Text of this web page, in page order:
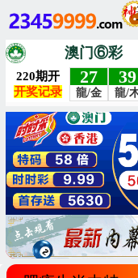
澳门⑥彩